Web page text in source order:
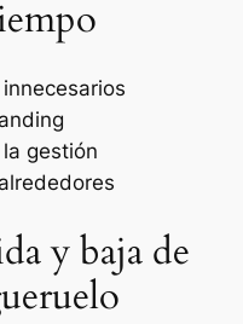
gestión
y baja de